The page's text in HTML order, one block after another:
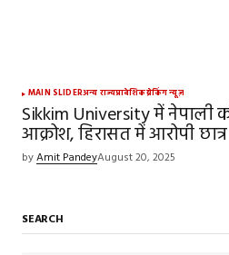
MAIN SLIDERअन्य राज्यप्रादेशिकब्रेकिंग न्यूज़
Sikkim University में नेपाली
आक्रोश, हिरासत में आरोपी छात्र
byAmit PandeyAugust 20, 2025
SEARCH